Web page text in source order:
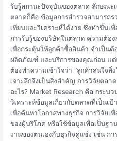
รับรู้สถานะปัจจุบันของตลาด ลักษณะ
ตลาดก็คือ ข้อมูลการสำรวจสามารถร
เทียบและวิเคราะห์ได้ง่าย ซึ่งทำขึ้นเ
การรับรู้ของบริษัทในตลาด ความต้อ
เพื่อกระตุ้นให้ลูกค้าซื้อสินค้า จำเป็นต้
ผลิตภัณฑ์ และบริการของคุณก่อน แต่
ต้องทำความเข้าใจว่า “ลูกค้าสนใจสิ่
เจาะลึกจึงเป็นสิ่งสำคัญ การวิจัยตลา
อะไร? Market Research คือ กระบว
วิเคราะห์ข้อมูลเกี่ยวกับตลาดที่เป็นเ
เพื่อค้นหาโอกาสทางธุรกิจ การวิจัยเ
ของผู้บริโภค หรือใช้ข้อมูลเพื่อเป็นฐา
งานของตนเองกับธุรกิจคู่แข่ง เช่น ก